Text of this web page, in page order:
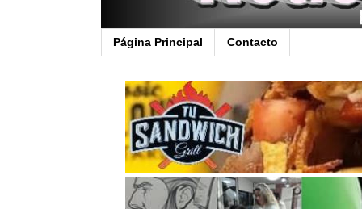
Página Principal Contacto